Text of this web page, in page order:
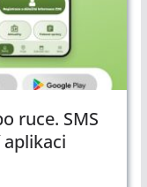
ruce. SMS